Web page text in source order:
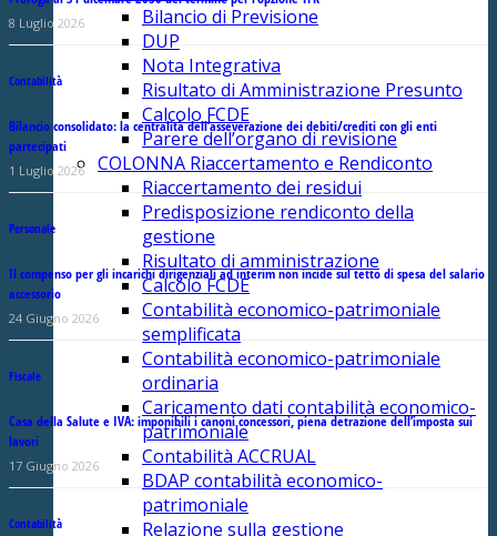
Bilancio di Previsione
DUP
Nota Integrativa
Risultato di Amministrazione Presunto
Calcolo FCDE
Parere dell’organo di revisione
COLONNA Riaccertamento e Rendiconto
Riaccertamento dei residui
Predisposizione rendiconto della
gestione
Risultato di amministrazione
Calcolo FCDE
Contabilità economico-patrimoniale
semplificata
Contabilità economico-patrimoniale
ordinaria
Caricamento dati contabilità economico-
patrimoniale
Contabilità ACCRUAL
BDAP contabilità economico-
patrimoniale
Relazione sulla gestione
8 Luglio 2026
Contabilità
Bilancio consolidato: la centralità dell’asseverazione dei debiti/crediti con gli enti
partecipati
1 Luglio 2026
Personale
Il compenso per gli incarichi dirigenziali ad interim non incide sul tetto di spesa del salario
accessorio
24 Giugno 2026
Fiscale
Casa della Salute e IVA: imponibili i canoni concessori, piena detrazione dell’imposta sui
lavori
17 Giugno 2026
Contabilità